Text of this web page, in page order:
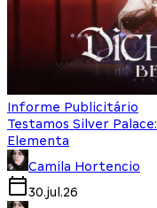
Informe Publicitário
Testamos Silver
Elementa
Camila Hortencio
30.jul.26